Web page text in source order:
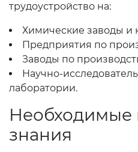
трудоустройство на:
Химические заводы и
Предприятия по
Заводы по
Научно-
лаборатории.
Необходимые
знания